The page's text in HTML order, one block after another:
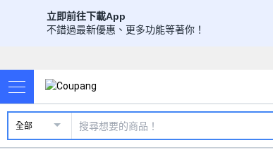
立即前往下載App
不錯過最新優惠、更多功能等著你！
全部